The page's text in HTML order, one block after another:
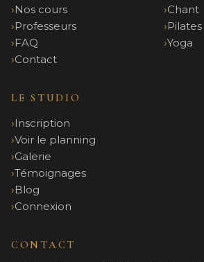
Nos cours
Professeurs
FAQ
Contact
Chant
Pilates
Yoga
LE STUDIO
Inscription
Voir le planning
Galerie
Témoignages
Blog
Connexion
CONTACT